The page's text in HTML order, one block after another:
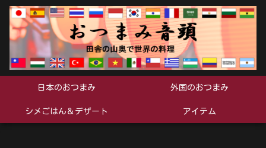
日本のおつまみ 外国のおつまみ
シメごはん＆デザート アイテム